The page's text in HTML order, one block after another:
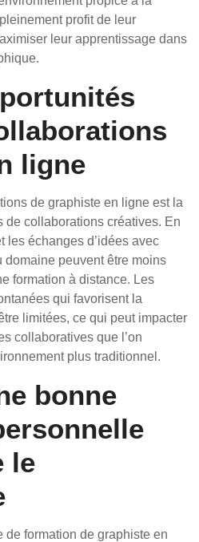
profit de leur
leur apprentissage dans
ligne
de graphiste en ligne est la
de collaborations créatives. En
les échanges d’idées avec
domaine peuvent être moins
formation à distance. Les
qui favorisent la
limitées, ce qui peut impacter
collaboratives que l’on
plus traditionnel.
bonne
le
de formation de graphiste en